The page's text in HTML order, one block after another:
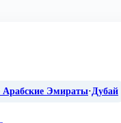
Арабские Эмираты·Дубай